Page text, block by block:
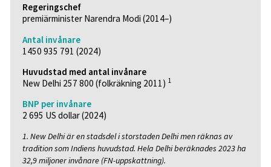
Regeringschef
premiärminister Narendra Modi (2014–)
Antal invånare
1450 935 791 (2024)
Huvudstad med antal invånare
New Delhi 257 800 (folkräkning 2011) 1
BNP per invånare
2 695 US dollar (2024)
1. New Delhi är en stadsdel i storstaden Delhi men räknas av
tradition som Indiens huvudstad. Hela Delhi beräknades 2023 ha
32,9 miljoner invånare (FN-uppskattning).